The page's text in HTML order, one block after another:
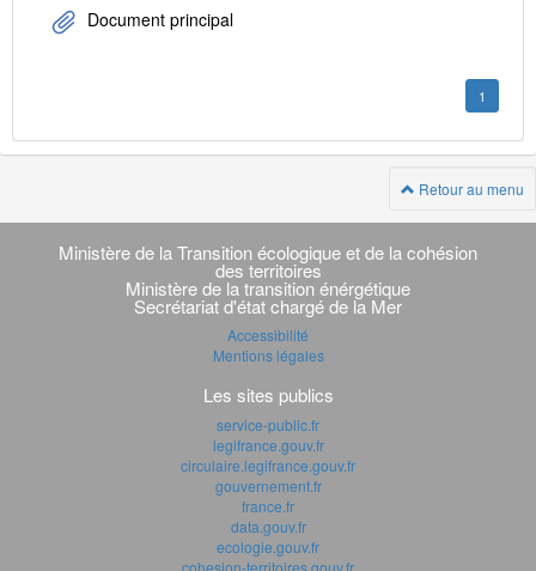
Document principal
1
Retour au menu
Navigation
transverse
Ministère de la Transition écologique et de la cohésion
des territoires
Ministère de la transition énérgétique
Secrétariat d'état chargé de la Mer
Accessibilité
Mentions légales
Les sites publics
service-public.fr
legifrance.gouv.fr
circulaire.legifrance.gouv.fr
gouvernement.fr
france.fr
data.gouv.fr
ecologie.gouv.fr
cohesion-territoires.gouv.fr